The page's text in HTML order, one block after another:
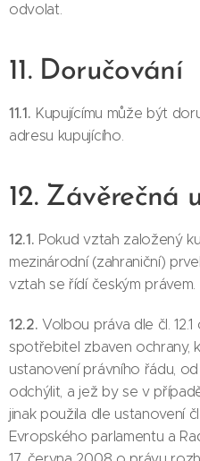
odvolat.
11. Doručování
11.1. Kupujícímu může být
adresu kupujícího.
12. Závěrečná
12.1. Pokud vztah založený
mezinárodní (zahraniční)
vztah se řídí českým právem.
12.2.Volbou práva dle čl.
spotřebitel zbaven ochrany,
ustanovení právního řádu,
odchýlit, a jež by se v
jinak použila dle ustanovení
Evropského parlamentu a